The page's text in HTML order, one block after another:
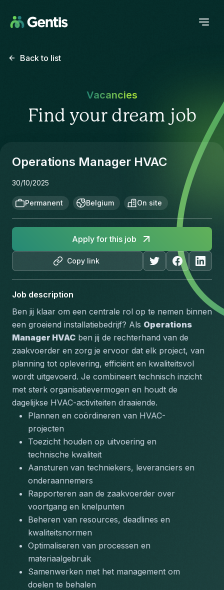
Back to list
Vacancies
Find your dream job
Operations Manager HVAC
30/10/2025
Permanent Belgium On site
Copy link
Apply for this job
Job description
Ben jij klaar om een centrale rol op te nemen binnen
een groeiend installatiebedrijf? Als Operations
Manager HVAC ben jij de rechterhand van de
zaakvoerder en zorg je ervoor dat elk project, van
planning tot oplevering, efficiënt en kwaliteitsvol
wordt uitgevoerd. Je combineert technisch inzicht
met sterk organisatievermogen en houdt de
dagelijkse HVAC-activiteiten draaiende.
Plannen en coördineren van HVAC-
projecten
Toezicht houden op uitvoering en
technische kwaliteit
Aansturen van techniekers, leveranciers en
onderaannemers
Rapporteren aan de zaakvoerder over
voortgang en knelpunten
Beheren van resources, deadlines en
kwaliteitsnormen
Optimaliseren van processen en
materiaalgebruik
Samenwerken met het management om
doelen te behalen